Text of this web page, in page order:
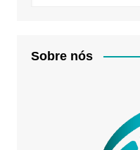
Sobre nós